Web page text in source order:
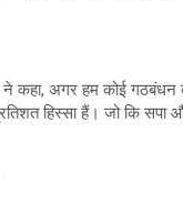
अगर हम कोई गठबंधन
हिस्सा हैं। जो कि सपा